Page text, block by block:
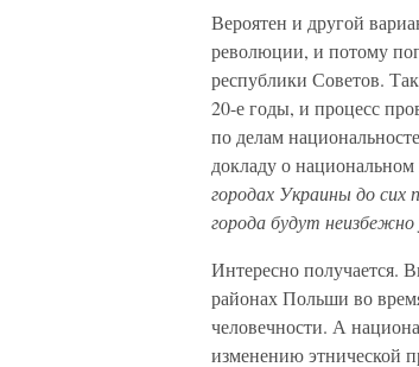
Вероятен и другой
революции, и потому
республики Советов.
20-е годы, и процесс
по делам
докладу о национальном
городах Украины до
города будут неизбежно
Интересно получается.
районах Польши во
человечности. А
изменению этнической